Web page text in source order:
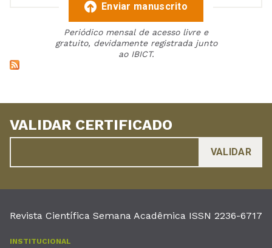
Enviar manuscrito
Periódico mensal de acesso livre e
gratuito, devidamente registrada junto
ao IBICT.
VALIDAR CERTIFICADO
Revista Científica Semana Acadêmica ISSN 2236-6717
INSTITUCIONAL